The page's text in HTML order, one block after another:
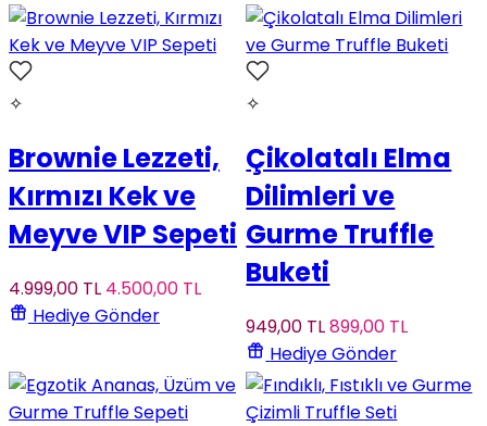
✧
Brownie Lezzeti,
Kırmızı Kek ve
Meyve VIP Sepeti
4.999,00 TL 4.500,00 TL
Hediye Gönder
✧
Çikolatalı Elma
Dilimleri ve
Gurme Truffle
Buketi
949,00 TL899,00 TL
Hediye Gönder